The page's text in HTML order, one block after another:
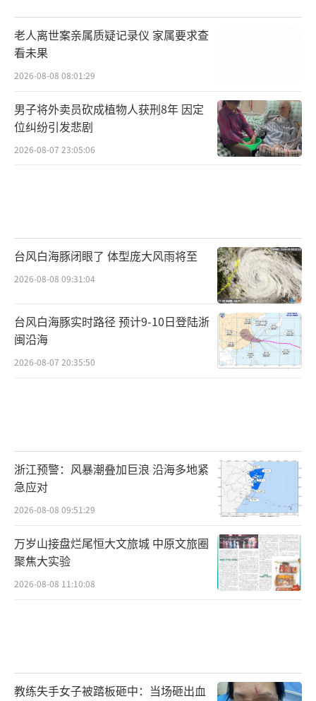
老人离世案亲属质疑记录仪 家属要求查
看未果
2026-08-08 08:01:29
男子将外卖员砍成植物人获刑8年 因定
位纠纷引发悲剧
2026-08-07 23:05:06
台风白海豚闭眼了 体型庞大风雨将至
2026-08-08 09:31:04
台风白海豚实时路径 预计9-10日登陆浙
闽沿海
2026-08-07 20:35:50
浙江预警：风暴潮叠加巨浪 沿海多地紧
急应对
2026-08-08 09:51:29
万岁山接盘烂尾恒大文旅城 中原文旅圈
聚焦大实验
2026-08-08 11:10:08
教练失手女子被踏板砸中：当场砸出血